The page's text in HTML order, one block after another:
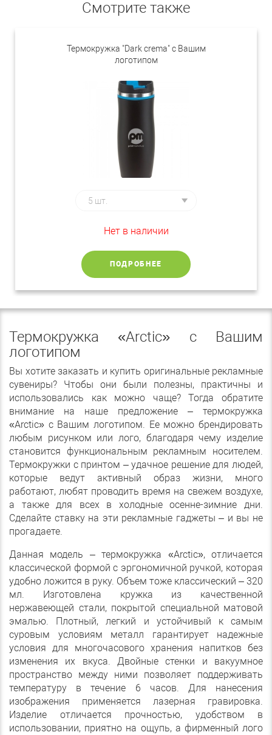
Смотрите также
Термокружка "Dark crema" с Вашим
логотипом
Нет в наличии
ПОДРОБНЕЕ
Термокружка «Arctic» с Вашим
логотипом
Вы хотите заказать и купить оригинальные рекламные
сувениры? Чтобы они были полезны, практичны и
использовались как можно чаще? Тогда обратите
внимание на наше предложение – термокружка
«Arctic» с Вашим логотипом. Ее можно брендировать
любым рисунком или лого, благодаря чему изделие
становится функциональным рекламным носителем.
Термокружки с принтом – удачное решение для людей,
которые ведут активный образ жизни, много
работают, любят проводить время на свежем воздухе,
а также для всех в холодные осенне-зимние дни.
Сделайте ставку на эти рекламные гаджеты – и вы не
прогадаете.
Данная модель – термокружка «Arctic», отличается
классической формой с эргономичной ручкой, которая
удобно ложится в руку. Объем тоже классический – 320
мл. Изготовлена кружка из качественной
нержавеющей стали, покрытой специальной матовой
эмалью. Плотный, легкий и устойчивый к самым
суровым условиям металл гарантирует надежные
условия для многочасового хранения напитков без
изменения их вкуса. Двойные стенки и вакуумное
пространство между ними позволяет поддерживать
температуру в течение 6 часов. Для нанесения
изображения применяется лазерная гравировка.
Изделие отличается прочностью, удобством в
использовании, приятно на ощупь, а фирменный лого